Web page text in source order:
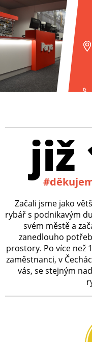
již
Začali jsme jako
rybář s podnikavým
svém městě a
zanedlouho
prostory. Po více než
zaměstnanci, v
vás, se stejným